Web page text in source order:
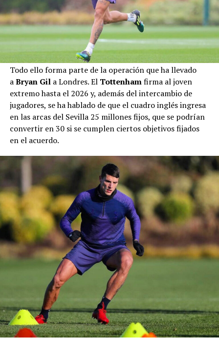
Todo ello forma parte de la operación que ha llevado
aBryan Gil a Londres. El Tottenhamfirma al joven
extremo hasta el 2026 y, además del intercambio de
jugadores, se ha hablado de que el cuadro inglés ingresa
en las arcas del Sevilla 25 millones fijos, que se podrían
convertir en 30 si se cumplen ciertos objetivos fijados
en el acuerdo.